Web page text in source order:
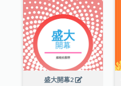
盛大開幕2